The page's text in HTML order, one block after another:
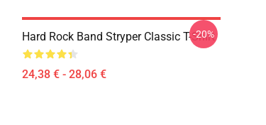
Hard Rock Band Stryper Classic T-Shirt
24,38 € - 28,06 €
-20%